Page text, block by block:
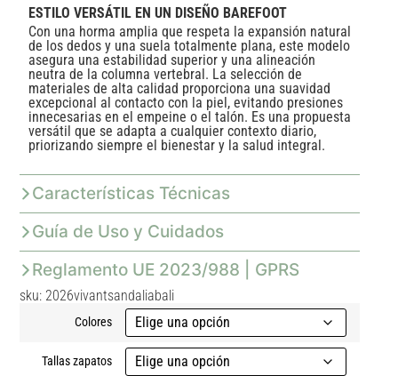
ESTILO VERSÁTIL EN UN DISEÑO BAREFOOT
Con una horma amplia que respeta la expansión natural
de los dedos y una suela totalmente plana, este modelo
asegura una estabilidad superior y una alineación
neutra de la columna vertebral. La selección de
materiales de alta calidad proporciona una suavidad
excepcional al contacto con la piel, evitando presiones
innecesarias en el empeine o el talón. Es una propuesta
versátil que se adapta a cualquier contexto diario,
priorizando siempre el bienestar y la salud integral.
Características Técnicas
Guía de Uso y Cuidados
Reglamento UE 2023/988 | GPRS
sku: 2026vivantsandaliabali
Colores
Tallas zapatos